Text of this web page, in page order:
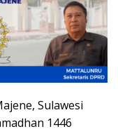
Sulawesi
1446